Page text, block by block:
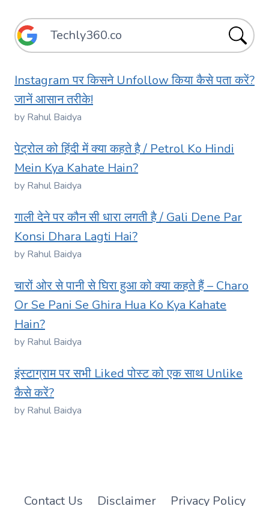
Instagram पर किसने Unfollow किया कैसे पता करें?
जानें आसान तरीके!
by Rahul Baidya
पेट्रोल को हिंदी में क्या कहते है / Petrol Ko Hindi
Mein Kya Kahate Hain?
by Rahul Baidya
गाली देने पर कौन सी धारा लगती है / Gali Dene Par
Konsi Dhara Lagti Hai?
by Rahul Baidya
चारों ओर से पानी से घिरा हुआ को क्या कहते हैं – Charo
Or Se Pani Se Ghira Hua Ko Kya Kahate
Hain?
by Rahul Baidya
इंस्टाग्राम पर सभी Liked पोस्ट को एक साथ Unlike
कैसे करें?
by Rahul Baidya
Contact Us Disclaimer Privacy Policy